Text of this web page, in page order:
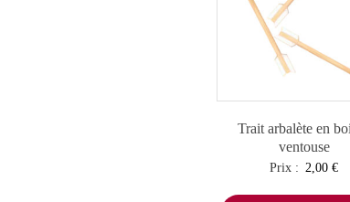
Trait arbalète en
ventouse
Prix : 2,00€